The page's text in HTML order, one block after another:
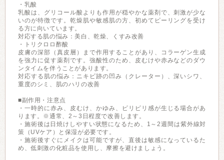
・乳酸
乳酸は、グリコール酸よりも作用が穏やかな薬剤で、刺激が少な
いのが特徴です。乾燥肌や敏感肌の方、初めてピーリングを受け
る方に向いています。
対応する肌の悩み：美白、乾燥、くすみ改善
・トリクロロ酢酸
皮膚の深部（真皮層）まで作用することがあり、コラーゲン生成
を強力に促す薬剤です。強酸性のため、皮むけや赤みなどのダウ
ンタイムを伴うことがあります。
対応する肌の悩み：ニキビ跡の凹み（クレーター）、深いシワ、
重度のシミ、肌のハリの改善
■副作用・注意点
・一時的に赤み、皮むけ、かゆみ、ピリピリ感が生じる場合があ
ります。※通常、2～3日程度で改善します。
・施術後は日焼けしやすい状態になるため、1～2週間は紫外線対
策（UVケア）と保湿が必要です。
・施術後すぐにメイクは可能ですが、直後は敏感になっているた
め、低刺激の化粧品を使用し、摩擦を避けましょう。